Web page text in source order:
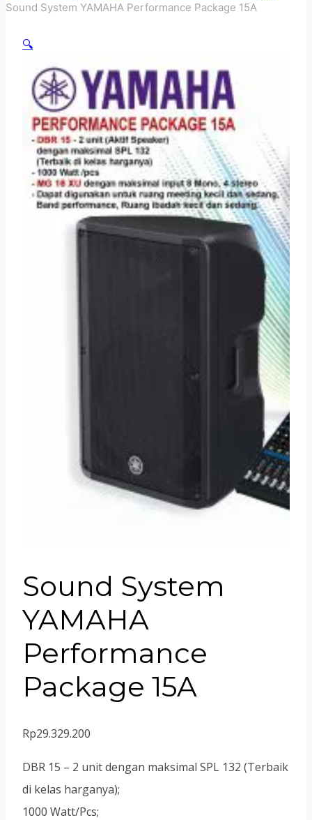
Sound System YAMAHA Performance Package 15A
🔍
Sound System
YAMAHA
Performance
Package 15A
Rp29.329.200
DBR 15 – 2 unit dengan maksimal SPL 132 (Terbaik
di kelas harganya);
1000 Watt/Pcs;